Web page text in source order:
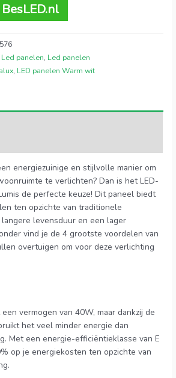
panelen, Led panelen
, LED panelen Warm wit
energiezuinige en stijlvolle manier om
te verlichten? Dan is het LED-
de perfecte keuze! Dit paneel biedt
ten opzichte van traditionele
levensduur en een lager
vind je de 4 grootste voordelen van
overtuigen om voor deze verlichting
vermogen van 40W, maar dankzij de
het veel minder energie dan
Met een energie-efficiëntieklasse van E
op je energiekosten ten opzichte van